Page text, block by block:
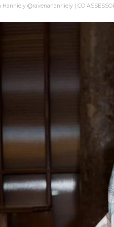
Hanniely @ravenahanniely | CO